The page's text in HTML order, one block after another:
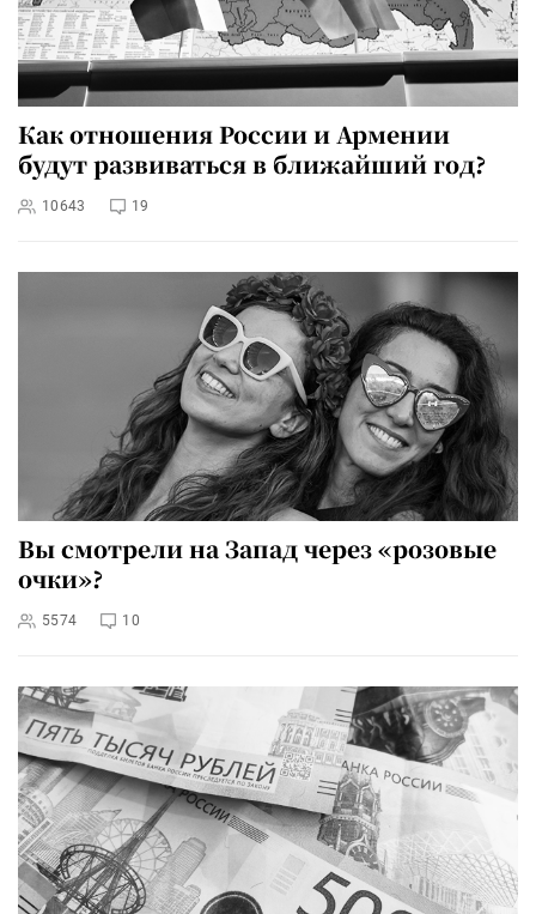
Как отношения России и Армении
будут развиваться в ближайший год?
10643 19
Вы смотрели на Запад через «розовые
очки»?
5574 10